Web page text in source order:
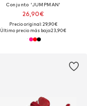
Conjunto 'JUMPMAN'
26,90€
Precio original: 29,90€
Último precio más bajo:23,90€